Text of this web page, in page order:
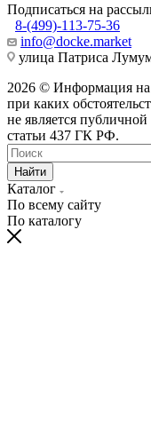
Подписаться на
8-(499)-113-75-36
info@docke.market
улица Патриса
2026 © Информация на
при каких
не является
статьи 437 ГК РФ.
Найти
Каталог
По всему сайту
По каталогу